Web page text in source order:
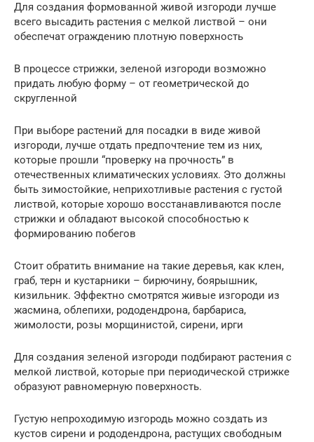
Для создания формованной живой изгороди лучше
всего высадить растения с мелкой листвой – они
обеспечат ограждению плотную поверхность
В процессе стрижки, зеленой изгороди возможно
придать любую форму – от геометрической до
скругленной
При выборе растений для посадки в виде живой
изгороди, лучше отдать предпочтение тем из них,
которые прошли “проверку на прочность” в
отечественных климатических условиях. Это должны
быть зимостойкие, неприхотливые растения с густой
листвой, которые хорошо восстанавливаются после
стрижки и обладают высокой способностью к
формированию побегов
Стоит обратить внимание на такие деревья, как клен,
граб, терн и кустарники – бирючину, боярышник,
кизильник. Эффектно смотрятся живые изгороди из
жасмина, облепихи, рододендрона, барбариса,
жимолости, розы морщинистой, сирени, ирги
Для создания зеленой изгороди подбирают растения с
мелкой листвой, которые при периодической стрижке
образуют равномерную поверхность.
Густую непроходимую изгородь можно создать из
кустов сирени и рододендрона, растущих свободным